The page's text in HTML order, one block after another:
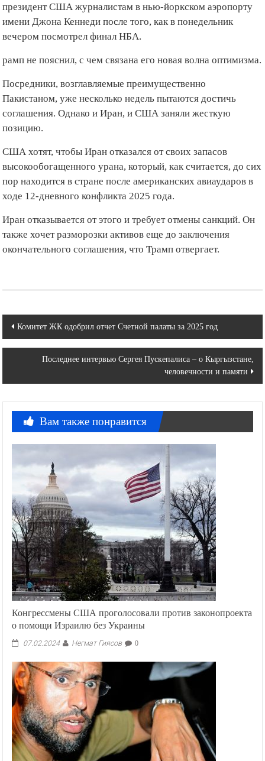
президент США журналистам в нью-йоркском аэропорту
имени Джона Кеннеди после того, как в понедельник
вечером посмотрел финал НБА.
рамп не пояснил, с чем связана его новая волна оптимизма.
Посредники, возглавляемые преимущественно
Пакистаном, уже несколько недель пытаются достичь
соглашения. Однако и Иран, и США заняли жесткую
позицию.
США хотят, чтобы Иран отказался от своих запасов
высокообогащенного урана, который, как считается, до сих
пор находится в стране после американских авиаударов в
ходе 12-дневного конфликта 2025 года.
Иран отказывается от этого и требует отмены санкций. Он
также хочет разморозки активов еще до заключения
окончательного соглашения, что Трамп отвергает.
Навигация
по
записям
Комитет ЖК одобрил отчет Счетной палаты за 2025 год
Последнее интервью Сергея Пускепалиса – о Кыргызстане,
человечности и памяти
Вам также понравится
Конгрессмены США проголосовали против законопроекта
о помощи Израилю без Украины
07.02.2024 Негмат Гиясов 0